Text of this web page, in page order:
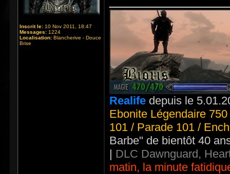
Inscrit le: 10 Nov 2011, 18:47
Messages: 1224
Localisation: Blancherive - Douce
Brise
Realife depuis le
Ebonite Légendaire
101 / Parade 101 /
Barbe" de bientôt 40
| DLC Dawnguard,
matin, la minute